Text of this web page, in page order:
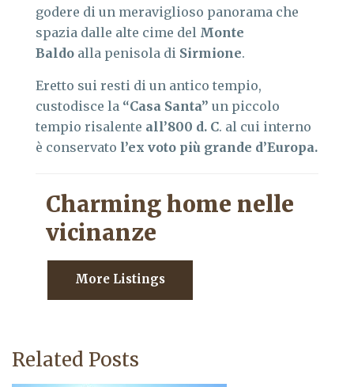
godere di un meraviglioso panorama che
spazia dalle alte cime del Monte
Baldo alla penisola di Sirmione.
Eretto sui resti di un antico tempio,
custodisce la “Casa Santa” un piccolo
tempio risalente all’800 d. C. al cui interno
è conservato l’ex voto più grande d’Europa.
Charming home nelle
vicinanze
More Listings
Related Posts